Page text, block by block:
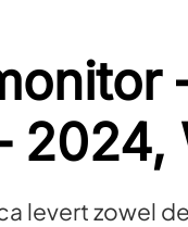
2024,
levert zowel